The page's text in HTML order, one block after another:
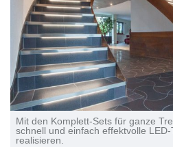
Mit den Komplett-Sets für ganze
schnell und einfach effektvolle
realisieren.